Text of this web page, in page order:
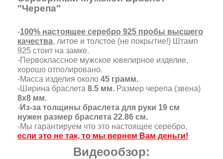
"Черепа"
-100% настоящее серебро 925 пробы высшего
качества, литое и толстое (не покрытие!) Штамп
925 стоит на замке.
-Первоклассное мужское ювелирное изделие,
хорошо отполировано.
-Масса изделия около 45 грамм.
-Ширина браслета 8.5 мм. Размер черепа (звена)
8х8 мм.
-Из-за толщины браслета для руки 19 см
нужен размер браслета 22.86 см.
-Мы гарантируем что это настоящее серебро,
если это не так, то мы вернем Вам деньги!
Видеообзор: